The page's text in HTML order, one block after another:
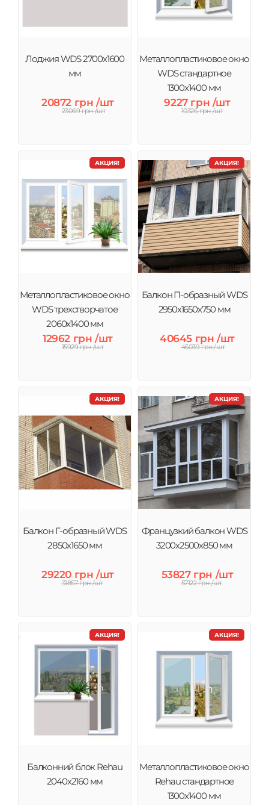
Лоджия WDS 2700х1600
мм
20872 грн /шт
23069 грн /шт
Металлопластиковое окно
WDS стандартное
1300x1400 мм
9227 грн /шт
10326 грн /шт
АКЦИЯ!
Металлопластиковое окно
WDS трехстворчатое
2060х1400 мм
12962 грн /шт
15929 грн /шт
АКЦИЯ!
Балкон П-образный WDS
2950х1650х750 мм
40645 грн /шт
45039 грн /шт
АКЦИЯ!
Балкон Г-образный WDS
2850х1650 мм
29220 грн /шт
31857 грн /шт
АКЦИЯ!
Французкий балкон WDS
3200х2500х850 мм
53827 грн /шт
57122 грн /шт
АКЦИЯ!
Балконний блок Rehau
2040x2160 мм
АКЦИЯ!
Металлопластиковое окно
Rehau стандартное
1300x1400 мм